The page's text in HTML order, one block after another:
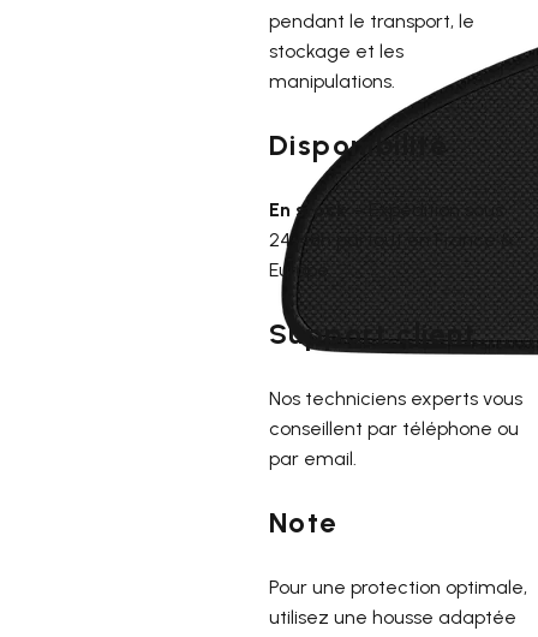
pendant le transport, le
stockage et les
manipulations.
Disponibilité
En stock– Expédition sous
24-48h partout en France &
Europe.
Support client
Nos techniciens experts vous
conseillent par téléphone ou
par email.
Note
Pour une protection optimale,
utilisez une housse adaptée